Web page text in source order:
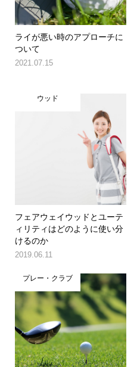
ライが悪い時のアプローチに
ついて
2021.07.15
ウッド
フェアウェイウッドとユーテ
ィリティはどのように使い分
けるのか
2019.06.11
プレー・クラブ